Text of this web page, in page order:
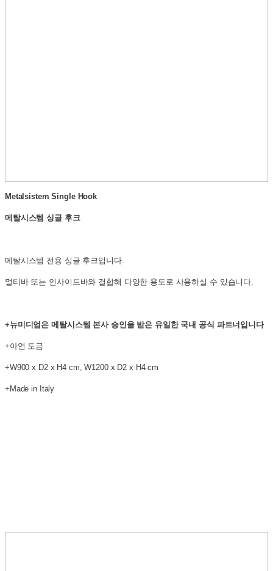
Metalsistem Single Hook
메탈시스템 싱글 후크
메탈시스템 전용 싱글 후크입니다.
멀티바 또는 인사이드바와 결합해 다양한 용도로 사용하실 수 있습니다.
+뉴미디엄은 메탈시스템 본사 승인을 받은 유일한 국내 공식 파트너입니다
+아연 도금
+W900 x D2 x H4 cm, W1200 x D2 x H4 cm
+Made in Italy